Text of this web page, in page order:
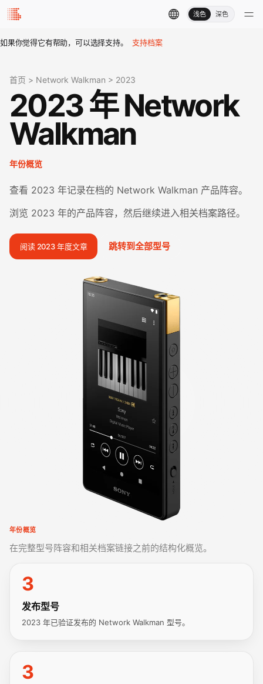
浅色 深色
如果你觉得它有帮助，可以选择支持。 支持档案
首页 > Network Walkman > 2023
2023 年 Network
Walkman
年份概览
查看 2023 年记录在档的 Network Walkman 产品阵容。
浏览 2023 年的产品阵容，然后继续进入相关档案路径。
阅读 2023 年度文章 跳转到全部型号
年份概览
在完整型号阵容和相关档案链接之前的结构化概览。
3
发布型号
2023 年已验证发布的 Network Walkman 型号。
3